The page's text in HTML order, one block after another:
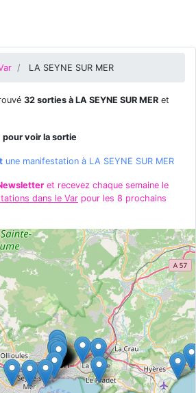
LA SEYNE SUR MER
32 sorties à LA SEYNE SUR MER et
pour voir la sortie
une manifestation à LA SEYNE SUR MER
et recevez chaque semaine le
dans le Var pour les 8 prochains